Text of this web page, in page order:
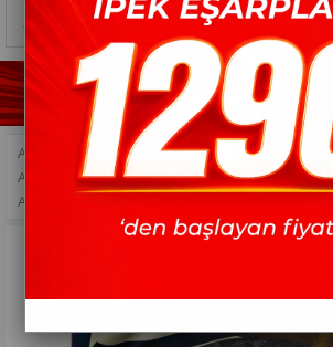
ANASAYFA> İPEK EŞARP> AKER İPEK EŞARP
AKER İPEK EŞARP 2023 İLKBAHAR YAZ SEZONU>
AKER İPEK EŞARP - 8256701-341 - SURA